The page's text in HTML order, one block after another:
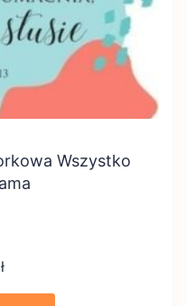
Wszystko